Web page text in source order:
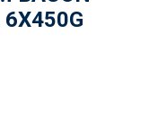
6X450G